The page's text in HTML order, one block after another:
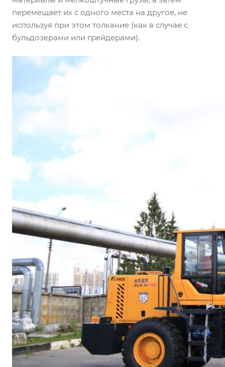
перемещает их с одного места на другое, не
используя при этом толкание (как в случае с
бульдозерами или грейдерами).